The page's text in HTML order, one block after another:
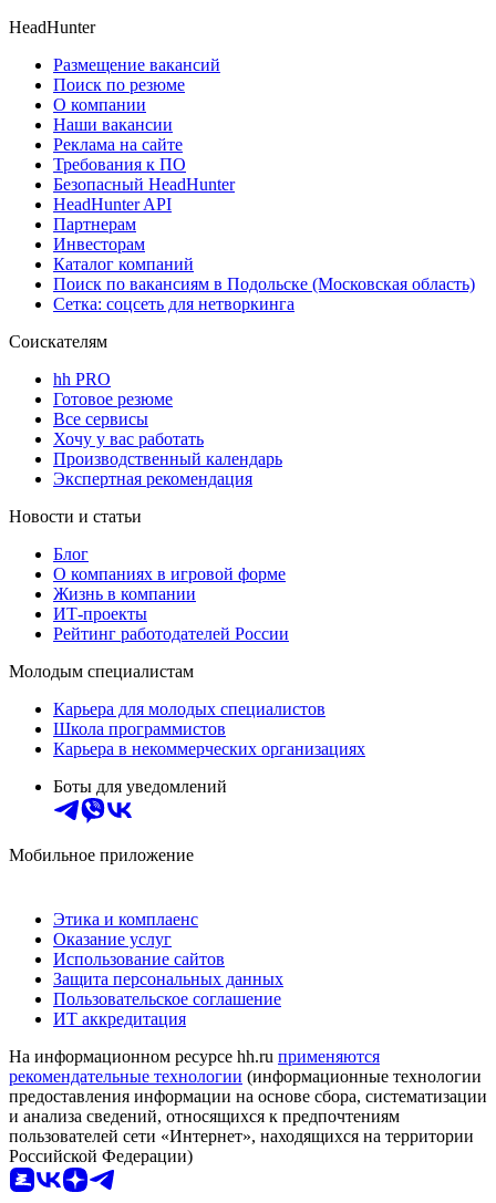
HeadHunter
Размещение вакансий
Поиск по резюме
О компании
Наши вакансии
Реклама на сайте
Требования к ПО
Безопасный HeadHunter
HeadHunter API
Партнерам
Инвесторам
Каталог компаний
Поиск по вакансиям в Подольске (Московская область)
Сетка: соцсеть для нетворкинга
Соискателям
hh PRO
Готовое резюме
Все сервисы
Хочу у вас работать
Производственный календарь
Экспертная рекомендация
Новости и статьи
Блог
О компаниях в игровой форме
Жизнь в компании
ИТ-проекты
Рейтинг работодателей России
Молодым специалистам
Карьера для молодых специалистов
Школа программистов
Карьера в некоммерческих организациях
Боты для уведомлений
Мобильное приложение
Этика и комплаенс
Оказание услуг
Использование сайтов
Защита персональных данных
Пользовательское соглашение
ИТ аккредитация
На информационном ресурсе hh.ru применяются
рекомендательные технологии (информационные технологии
предоставления информации на основе сбора, систематизации
и анализа сведений, относящихся к предпочтениям
пользователей сети «Интернет», находящихся на территории
Российской Федерации)